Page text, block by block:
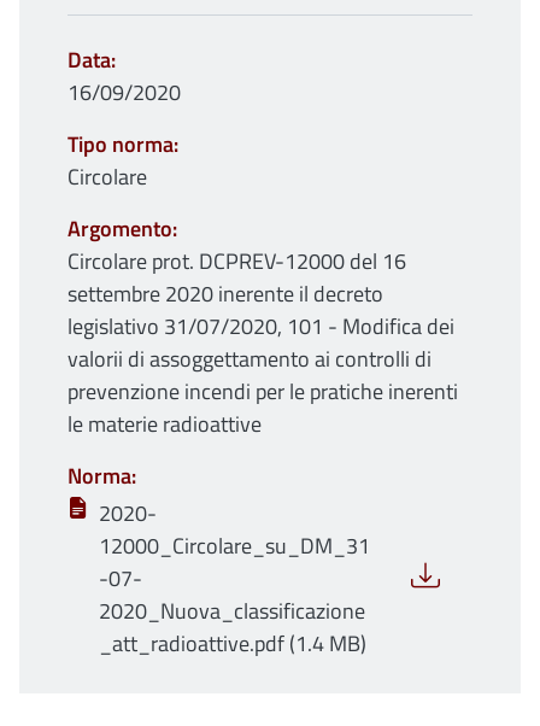
Data
16/09/2020
Tipo norma
Circolare
Argomento
Circolare prot. DCPREV-12000 del 16
settembre 2020 inerente il decreto
legislativo 31/07/2020, 101 - Modifica dei
valorii di assoggettamento ai controlli di
prevenzione incendi per le pratiche inerenti
le materie radioattive
Norma
2020-
12000_Circolare_su_DM_31
-07-
2020_Nuova_classificazione
_att_radioattive.pdf (1.4 MB)